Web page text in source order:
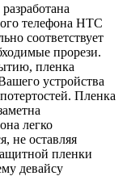
телефона HTC
соответствует
прорези.
пленка
устройства
Пленка
легко
не оставляя
пленки
девайсу